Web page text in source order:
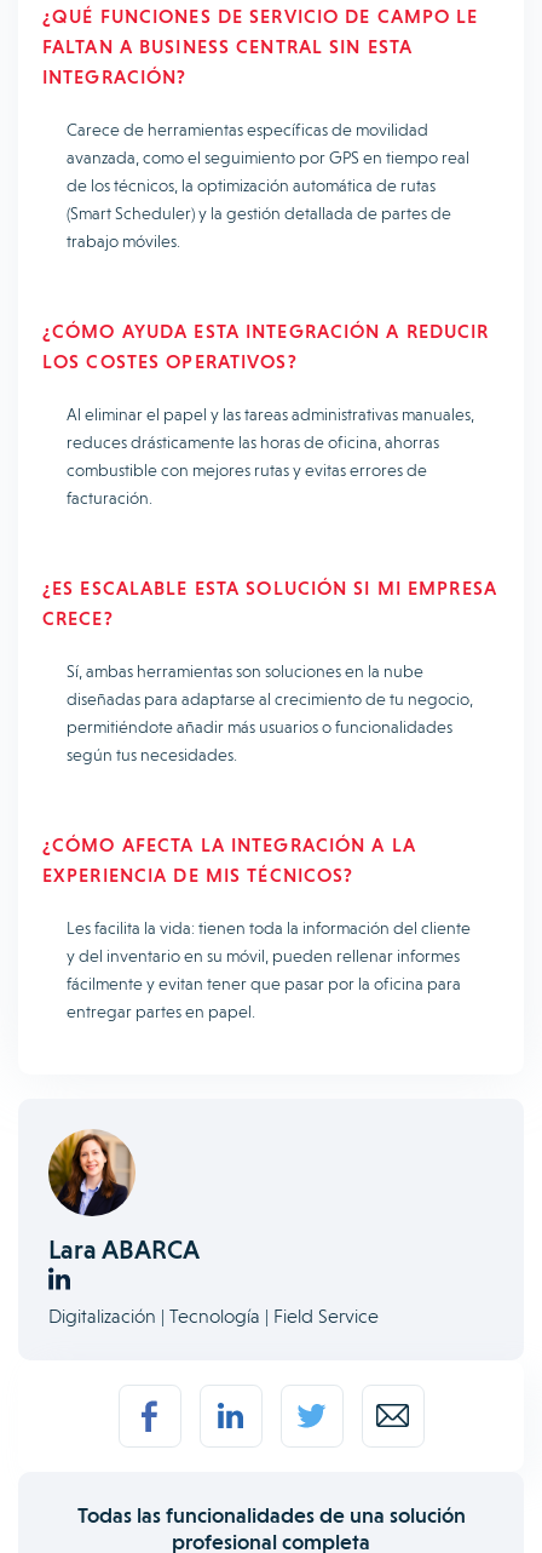
¿QUÉ FUNCIONES DE SERVICIO DE CAMPO LE
FALTAN A BUSINESS CENTRAL SIN ESTA
INTEGRACIÓN?
Carece de herramientas específicas de movilidad
avanzada, como el seguimiento por GPS en tiempo real
de los técnicos, la optimización automática de rutas
(Smart Scheduler) y la gestión detallada de partes de
trabajo móviles.
¿CÓMO AYUDA ESTA INTEGRACIÓN A REDUCIR
LOS COSTES OPERATIVOS?
Al eliminar el papel y las tareas administrativas manuales,
reduces drásticamente las horas de oficina, ahorras
combustible con mejores rutas y evitas errores de
facturación.
¿ES ESCALABLE ESTA SOLUCIÓN SI MI EMPRESA
CRECE?
Sí, ambas herramientas son soluciones en la nube
diseñadas para adaptarse al crecimiento de tu negocio,
permitiéndote añadir más usuarios o funcionalidades
según tus necesidades.
¿CÓMO AFECTA LA INTEGRACIÓN A LA
EXPERIENCIA DE MIS TÉCNICOS?
Les facilita la vida: tienen toda la información del cliente
y del inventario en su móvil, pueden rellenar informes
fácilmente y evitan tener que pasar por la oficina para
entregar partes en papel.
Lara ABARCA
Digitalización | Tecnología | Field Service
Todas las funcionalidades de una solución
profesional completa